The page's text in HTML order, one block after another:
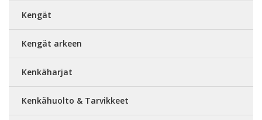
Kengät
Kengät arkeen
Kenkäharjat
Kenkähuolto & Tarvikkeet